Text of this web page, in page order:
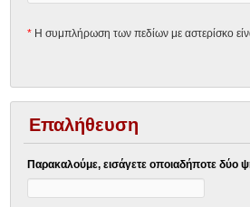
* Η συμπλήρωση των πεδίων με αστερίσκο
Επαλήθευση
Παρακαλούμε, εισάγετε οποιαδήποτε δύο